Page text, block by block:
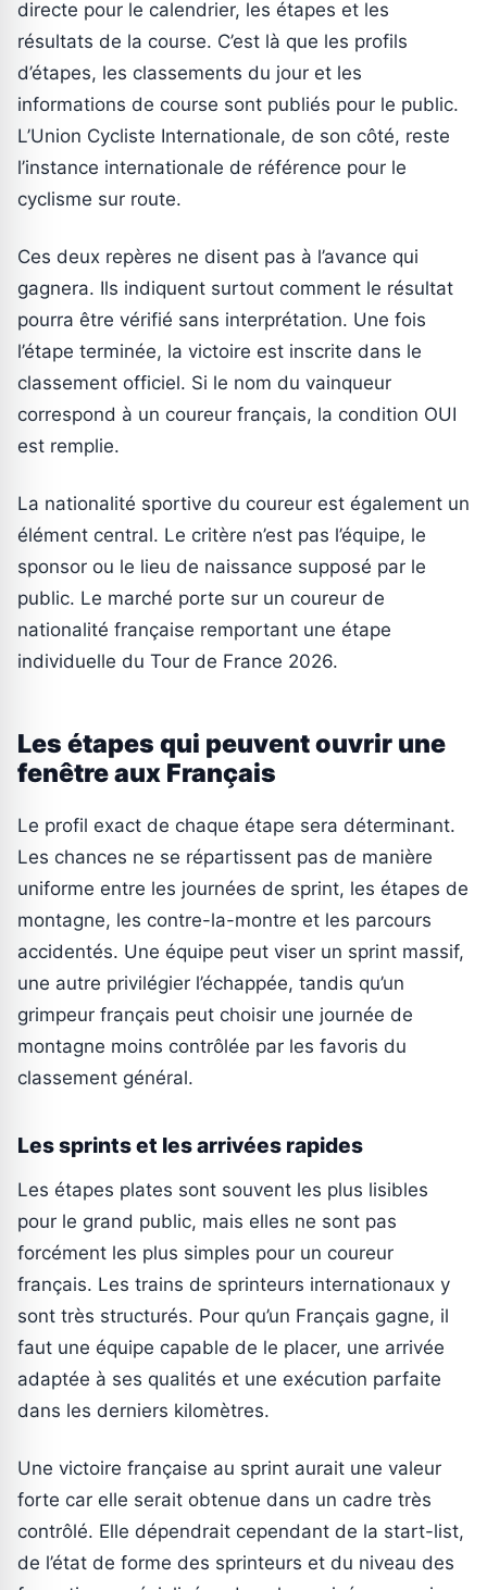
directe pour le calendrier, les étapes et les
résultats de la course. C’est là que les profils
d’étapes, les classements du jour et les
informations de course sont publiés pour le public.
L’Union Cycliste Internationale, de son côté, reste
l’instance internationale de référence pour le
cyclisme sur route.
Ces deux repères ne disent pas à l’avance qui
gagnera. Ils indiquent surtout comment le résultat
pourra être vérifié sans interprétation. Une fois
l’étape terminée, la victoire est inscrite dans le
classement officiel. Si le nom du vainqueur
correspond à un coureur français, la condition OUI
est remplie.
La nationalité sportive du coureur est également un
élément central. Le critère n’est pas l’équipe, le
sponsor ou le lieu de naissance supposé par le
public. Le marché porte sur un coureur de
nationalité française remportant une étape
individuelle du Tour de France 2026.
Les étapes qui peuvent ouvrir une
fenêtre aux Français
Le profil exact de chaque étape sera déterminant.
Les chances ne se répartissent pas de manière
uniforme entre les journées de sprint, les étapes de
montagne, les contre-la-montre et les parcours
accidentés. Une équipe peut viser un sprint massif,
une autre privilégier l’échappée, tandis qu’un
grimpeur français peut choisir une journée de
montagne moins contrôlée par les favoris du
classement général.
Les sprints et les arrivées rapides
Les étapes plates sont souvent les plus lisibles
pour le grand public, mais elles ne sont pas
forcément les plus simples pour un coureur
français. Les trains de sprinteurs internationaux y
sont très structurés. Pour qu’un Français gagne, il
faut une équipe capable de le placer, une arrivée
adaptée à ses qualités et une exécution parfaite
dans les derniers kilomètres.
Une victoire française au sprint aurait une valeur
forte car elle serait obtenue dans un cadre très
contrôlé. Elle dépendrait cependant de la start-list,
de l’état de forme des sprinteurs et du niveau des